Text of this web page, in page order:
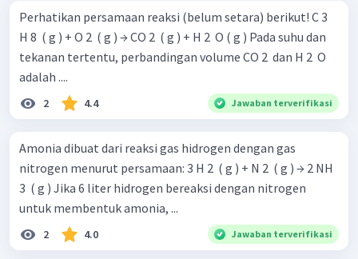
Perhatikan persamaan reaksi (belum setara) berikut! C 3 ​
H 8 ​ ( g ) + O 2 ​ ( g ) → CO 2 ​ ( g ) + H 2 ​ O ( g ) Pada suhu dan
tekanan tertentu, perbandingan volume CO 2 ​ dan H 2 ​ O
adalah ....
2 4.4 Jawaban terverifikasi
Amonia dibuat dari reaksi gas hidrogen dengan gas
nitrogen menurut persamaan: 3 H 2 ​ ( g ) + N 2 ​ ( g ) → 2 NH
3 ​ ( g ) Jika 6 liter hidrogen bereaksi dengan nitrogen
untuk membentuk amonia, ...
2 4.0 Jawaban terverifikasi